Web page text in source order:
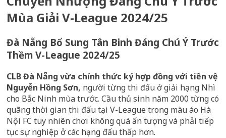
Mùa Giải V-League 2024/25
Đà Nẵng Bổ Sung Tân Binh Đáng Chú Ý Trước
Thềm V-League 2024/25
CLB Đà Nẵng vừa chính thức ký hợp đồng với tiền vệ
Nguyễn Hồng Sơn, người từng thi đấu ở giải hạng Nhì
cho Bắc Ninh mùa trước. Cầu thủ sinh năm 2000 từng có
quãng thời gian thi đấu tại V-League trong màu áo Hà
Nội FC tuy nhiên chơi không quá ấn tượng và phải tiếp
tục sự nghiệp ở các hạng đấu thấp hơn.